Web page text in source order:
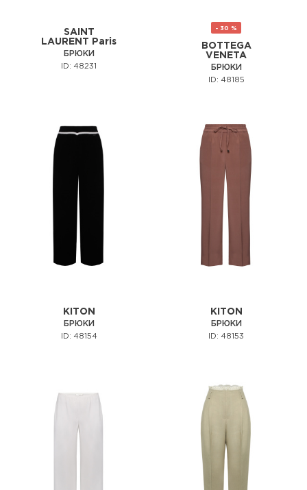
SAINT
LAURENT Paris
БРЮКИ
ID: 48231
- 30 %
BOTTEGA
VENETA
БРЮКИ
ID: 48185
KITON
БРЮКИ
ID: 48154
KITON
БРЮКИ
ID: 48153